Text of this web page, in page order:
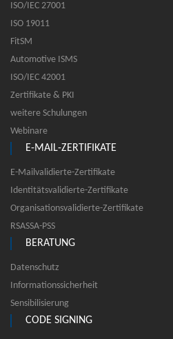
ISO/IEC 27001
ISO 19011
FitSM
Automotive ISMS
ISO/IEC 42001
Zertifikate & PKI
weitere Schulungen
Webinare
E-MAIL-ZERTIFIKATE
E-Mailvalidierte-Zertifikate
Identitätsvalidierte-Zertifikate
Organisationsvalidierte-Zertifikate
RSASSA-PSS
BERATUNG
Datenschutz
Informationssicherheit
Sensibilisierung
CODE SIGNING